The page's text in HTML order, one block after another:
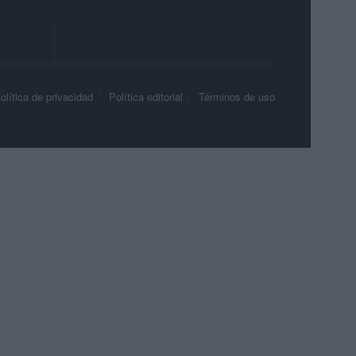
de privacidad Política editorial Términos de uso